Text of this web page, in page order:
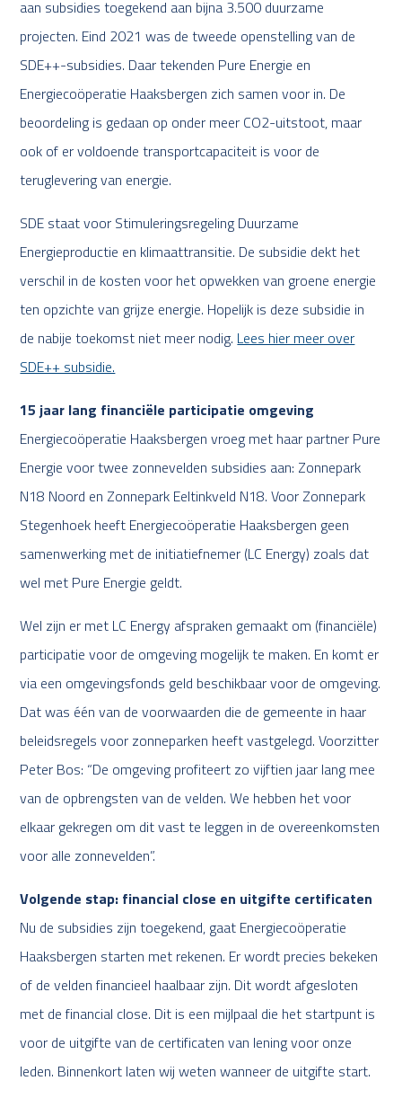
aan subsidies toegekend aan bijna 3.500 duurzame
projecten. Eind 2021 was de tweede openstelling van de
SDE++-subsidies. Daar tekenden Pure Energie en
Energiecoöperatie Haaksbergen zich samen voor in. De
beoordeling is gedaan op onder meer CO2-uitstoot, maar
ook of er voldoende transportcapaciteit is voor de
teruglevering van energie.
SDE staat voor Stimuleringsregeling Duurzame
Energieproductie en klimaattransitie. De subsidie dekt het
verschil in de kosten voor het opwekken van groene energie
ten opzichte van grijze energie. Hopelijk is deze subsidie in
de nabije toekomst niet meer nodig. Lees hier meer over
SDE++ subsidie.
15 jaar lang financiële participatie omgeving
Energiecoöperatie Haaksbergen vroeg met haar partner Pure
Energie voor twee zonnevelden subsidies aan: Zonnepark
N18 Noord en Zonnepark Eeltinkveld N18. Voor Zonnepark
Stegenhoek heeft Energiecoöperatie Haaksbergen geen
samenwerking met de initiatiefnemer (LC Energy) zoals dat
wel met Pure Energie geldt.
Wel zijn er met LC Energy afspraken gemaakt om (financiële)
participatie voor de omgeving mogelijk te maken. En komt er
via een omgevingsfonds geld beschikbaar voor de omgeving.
Dat was één van de voorwaarden die de gemeente in haar
beleidsregels voor zonneparken heeft vastgelegd. Voorzitter
Peter Bos: “De omgeving profiteert zo vijftien jaar lang mee
van de opbrengsten van de velden. We hebben het voor
elkaar gekregen om dit vast te leggen in de overeenkomsten
voor alle zonnevelden”.
Volgende stap: financial close en uitgifte certificaten
Nu de subsidies zijn toegekend, gaat Energiecoöperatie
Haaksbergen starten met rekenen. Er wordt precies bekeken
of de velden financieel haalbaar zijn. Dit wordt afgesloten
met de financial close. Dit is een mijlpaal die het startpunt is
voor de uitgifte van de certificaten van lening voor onze
leden. Binnenkort laten wij weten wanneer de uitgifte start.